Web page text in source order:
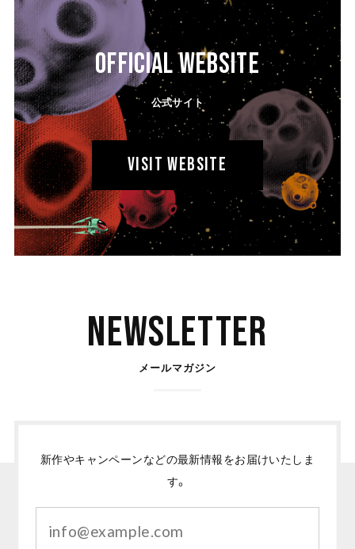
OFFICIAL WEBSITE
公式サイト
VISIT WEBSITE
Newsletter
メールマガジン
新作やキャンペーンなどの最新情報をお届けいたしま
す。